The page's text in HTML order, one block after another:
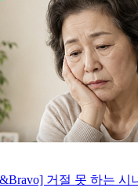
거절 못 하는 시